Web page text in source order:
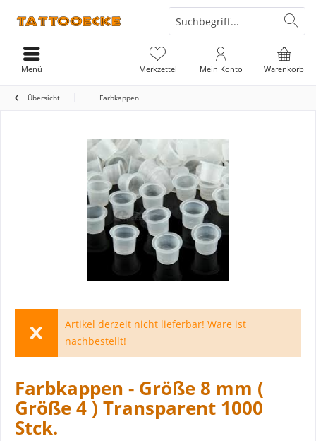
Warenkorb
Merkzettel Mein Konto
Menü
Übersicht Farbkappen
Artikel derzeit nicht lieferbar! Ware ist
nachbestellt!
Farbkappen - Größe 8 mm (
Größe 4 ) Transparent 1000
Stck.